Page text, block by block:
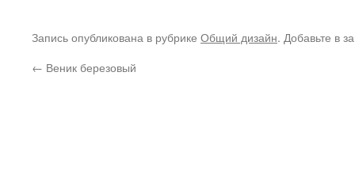
Запись опубликована в рубрике Общий дизайн. Добавьте в
← Веник березовый